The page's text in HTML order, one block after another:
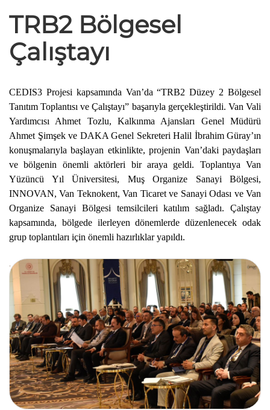
TRB2 Bölgesel
Çalıştayı
CEDIS3 Projesi kapsamında Van’da “TRB2 Düzey 2 Bölgesel
Tanıtım Toplantısı ve Çalıştayı” başarıyla gerçekleştirildi. Van Vali
Yardımcısı Ahmet Tozlu, Kalkınma Ajansları Genel Müdürü
Ahmet Şimşek ve DAKA Genel Sekreteri Halil İbrahim Güray’ın
konuşmalarıyla başlayan etkinlikte, projenin Van’daki paydaşları
ve bölgenin önemli aktörleri bir araya geldi. Toplantıya Van
Yüzüncü Yıl Üniversitesi, Muş Organize Sanayi Bölgesi,
INNOVAN, Van Teknokent, Van Ticaret ve Sanayi Odası ve Van
Organize Sanayi Bölgesi temsilcileri katılım sağladı. Çalıştay
kapsamında, bölgede ilerleyen dönemlerde düzenlenecek odak
grup toplantıları için önemli hazırlıklar yapıldı.